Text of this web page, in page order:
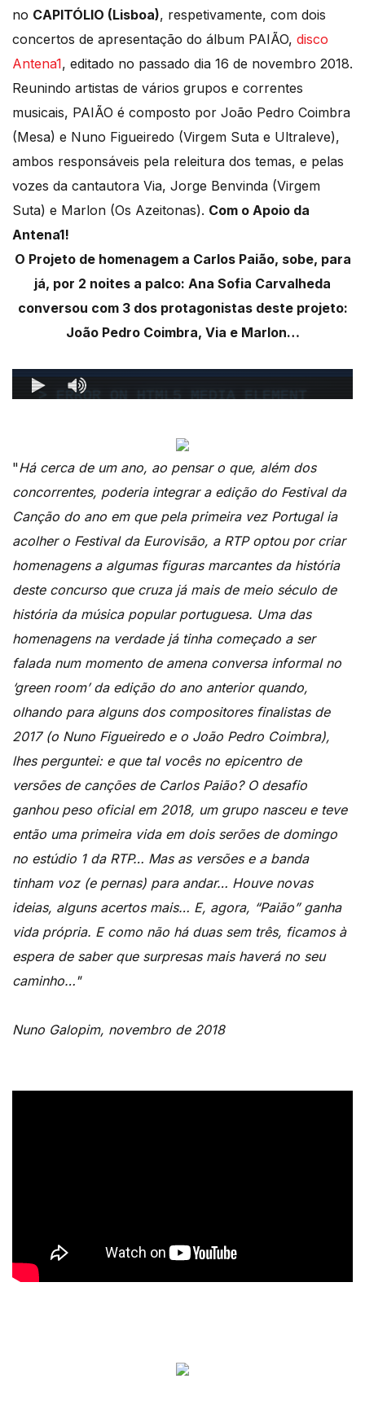
no CAPITÓLIO (Lisboa), respetivamente, com dois
concertos de apresentação do álbum PAIÃO, disco
Antena1, editado no passado dia 16 de novembro 2018.
Reunindo artistas de vários grupos e correntes
musicais, PAIÃO é composto por João Pedro Coimbra
(Mesa) e Nuno Figueiredo (Virgem Suta e Ultraleve),
ambos responsáveis pela releitura dos temas, e pelas
vozes da cantautora Via, Jorge Benvinda (Virgem
Suta) e Marlon (Os Azeitonas). Com o Apoio da
Antena1!
O Projeto de homenagem a Carlos Paião, sobe, para
já, por 2 noites a palco: Ana Sofia Carvalheda
conversou com 3 dos protagonistas deste projeto:
João Pedro Coimbra, Via e Marlon…
"Há cerca de um ano, ao pensar o que, além dos
concorrentes, poderia integrar a edição do Festival da
Canção do ano em que pela primeira vez Portugal ia
acolher o Festival da Eurovisão, a RTP optou por criar
homenagens a algumas figuras marcantes da história
deste concurso que cruza já mais de meio século de
história da música popular portuguesa. Uma das
homenagens na verdade já tinha começado a ser
falada num momento de amena conversa informal no
‘green room’ da edição do ano anterior quando,
olhando para alguns dos compositores finalistas de
2017 (o Nuno Figueiredo e o João Pedro Coimbra),
lhes perguntei: e que tal vocês no epicentro de
versões de canções de Carlos Paião? O desafio
ganhou peso oficial em 2018, um grupo nasceu e teve
então uma primeira vida em dois serões de domingo
no estúdio 1 da RTP… Mas as versões e a banda
tinham voz (e pernas) para andar… Houve novas
ideias, alguns acertos mais… E, agora, “Paião” ganha
vida própria. E como não há duas sem três, ficamos à
espera de saber que surpresas mais haverá no seu
caminho…"
Nuno Galopim, novembro de 2018